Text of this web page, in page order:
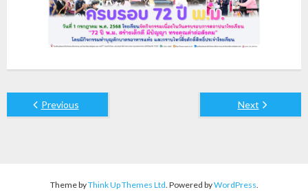
Previous Next
Theme byThink Up Themes Ltd. Powered byWordPress.